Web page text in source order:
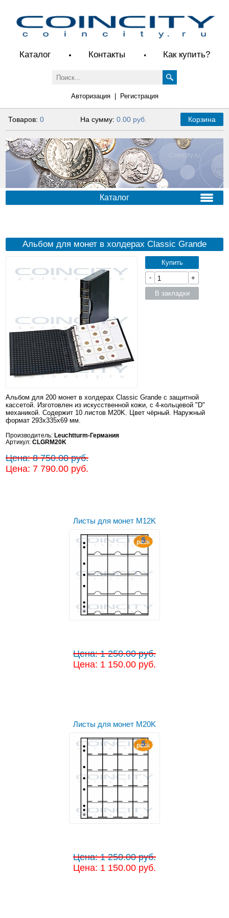
Каталог Контакты Как купить?
Авторизация| Регистрация
Товаров:0 На сумму: 0.00 руб. Корзина
Каталог
Альбом для монет в холдерах Classic Grande
Альбом для 200 монет в холдерах Classic Grande с защитной
кассетой. Изготовлен из искусственной кожи, с 4-кольцевой "D"
механикой. Содержит 10 листов M20K. Цвет чёрный. Наружный
формат 293x335x69 мм.
Производитель: Leuchtturm-Германия
Артикул:CLGRM20K
Цена: 8 750.00 руб.
Цена: 7 790.00 руб.
Купить
-
+
В закладки
Листы для монет M12K
Цена: 1 250.00 руб.
Цена: 1 150.00 руб.
Листы для монет M20K
Цена: 1 250.00 руб.
Цена: 1 150.00 руб.